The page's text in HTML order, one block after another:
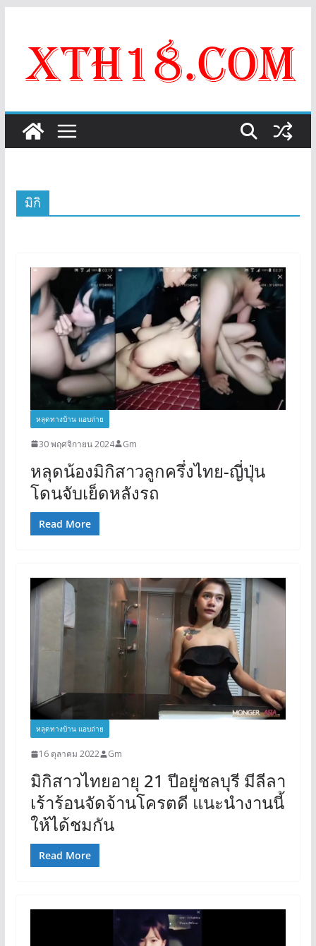
content
มิกิ
หลุดทางบ้าน แอบถ่าย
30 พฤศจิกายน 2024 Gm
หลุดน้องมิกิสาวลูกครึ่งไทย-ญี่ปุ่น
โดนจับเย็ดหลังรถ
Read More
หลุดทางบ้าน แอบถ่าย
16 ตุลาคม 2022 Gm
มิกิสาวไทยอายุ 21 ปีอยู่ชลบุรี มีลีลา
เร้าร้อนจัดจ้านโครตดี แนะนำงานนี้
ให้ได้ชมกัน
Read More